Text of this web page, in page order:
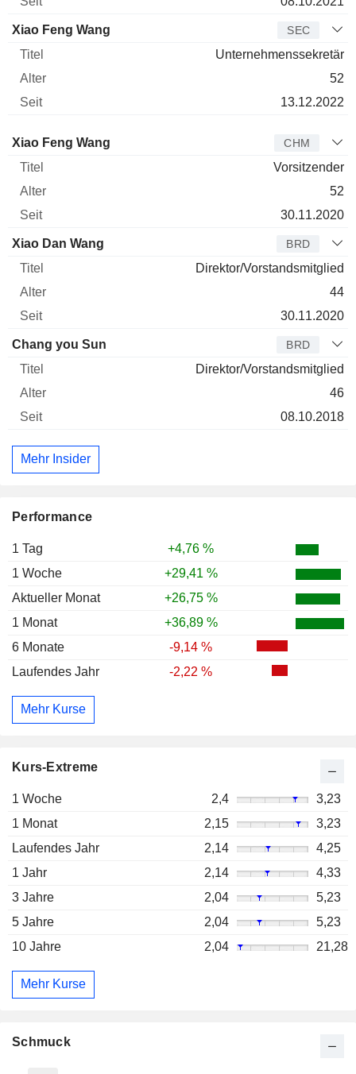
Performance
1 Tag
+4,76 %
1 Woche
+29,41 %
Aktueller Monat
+26,75 %
1 Monat
+36,89 %
6 Monate
-9,14 %
Laufendes Jahr
-2,22 %
Mehr Kurse
Kurs-Extreme
1 Woche 2,4
3,23
1 Monat
2,15
3,23
Laufendes Jahr
2,14
4,25
1 Jahr
2,14
4,33
3 Jahre
2,04
5,23
5 Jahre
2,04
5,23
10 Jahre
2,04 21,28
Mehr Kurse
Xiao Feng Wang SEC
Unternehmenssekretär
52
13.12.2022
Verwaltungsratsmitglied
Xiao Feng Wang CHM
Vorsitzender
52
30.11.2020
Xiao Dan Wang BRD
Direktor/Vorstandsmitglied
44
30.11.2020
Chang you Sun BRD
Direktor/Vorstandsmitglied
46
08.10.2018
Mehr Insider
Schmuck